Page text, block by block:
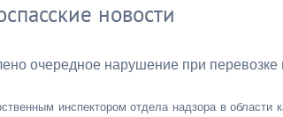
новости
очередное нарушение при перевозке
инспектором отдела надзора в области